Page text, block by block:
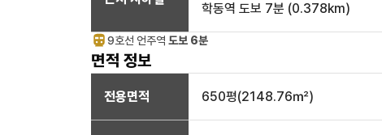
학동역 도보 7분 (0.378km)
9호선 언주역 도보 6분
면적 정보
전용면적 650평(2148.76㎡)